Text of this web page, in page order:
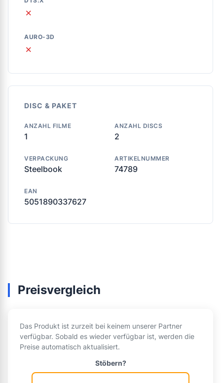
✗
AURO-3D
✗
DISC & PAKET
ANZAHL FILME
1
ANZAHL DISCS
2
VERPACKUNG
Steelbook
ARTIKELNUMMER
74789
EAN
5051890337627
Preisvergleich
Das Produkt ist zurzeit bei keinem unserer Partner
verfügbar. Sobald es wieder verfügbar ist, werden die
Preise automatisch aktualisiert.
Stöbern?